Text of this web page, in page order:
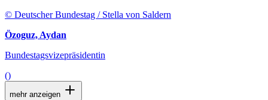
© Deutscher Bundestag / Stella von Saldern
Özoguz, Aydan
Bundestagsvizepräsidentin
()
mehr anzeigen